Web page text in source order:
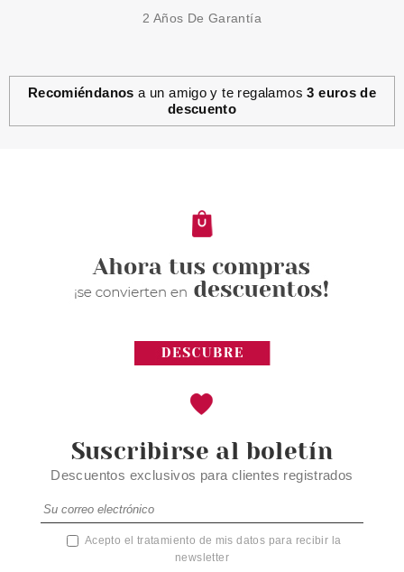
ESSENCE
3.65€
2 Años De Garantía
Recomiéndanos a un amigo y te regalamos3 euros de
descuento
Suscribirse al boletín
Descuentos exclusivos para clientes registrados
Acepto el tratamiento de mis datos para recibir la
newsletter